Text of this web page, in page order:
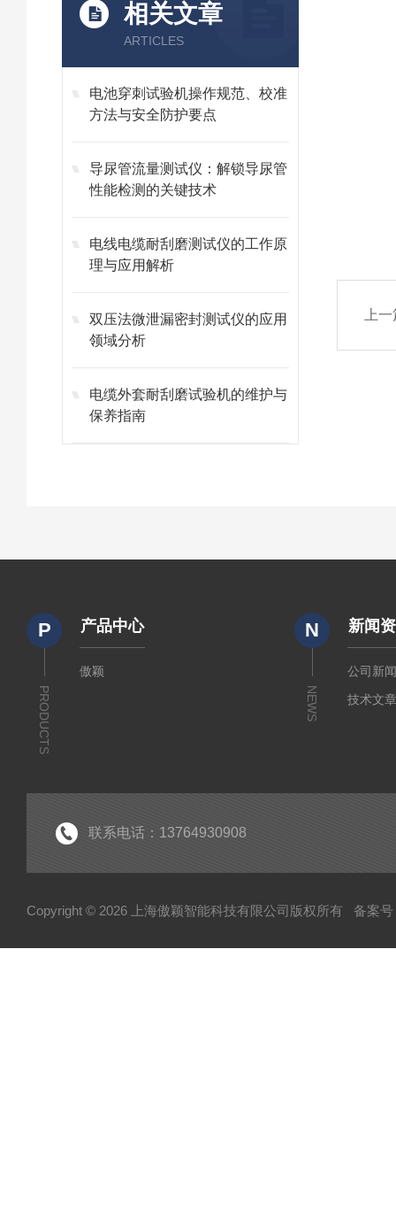
相关文章
ARTICLES
电池穿刺试验机操作规范、校准
方法与安全防护要点
导尿管流量测试仪：解锁导尿管
性能检测的关键技术
电线电缆耐刮磨测试仪的工作原
理与应用解析
双压法微泄漏密封测试仪的应用
领域分析
电缆外套耐刮磨试验机的维护与
保养指南
上
P
PRODUCTS
产品中心
傲颖
N
NEWS
新闻
公司新
技术文
联系电话：13764930908
Copyright © 2026 上海傲颖智能科技有限公司版权所有 备案号